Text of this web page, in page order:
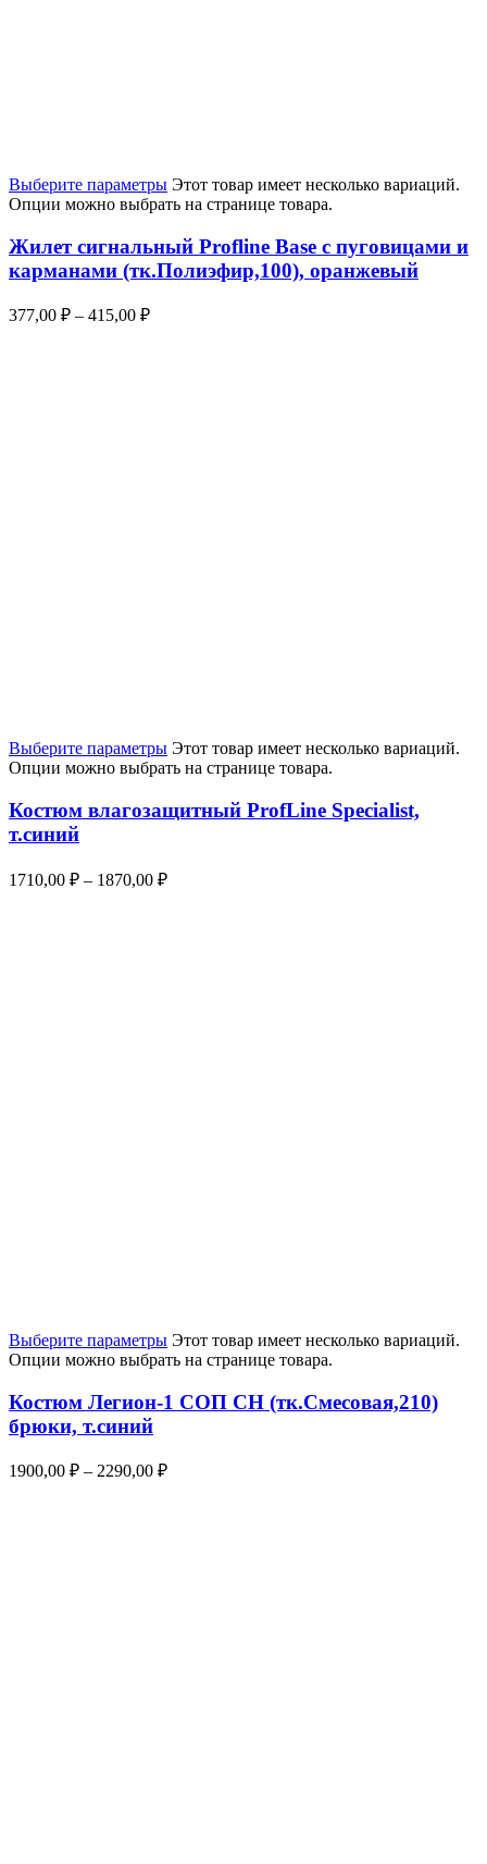
Выберите параметры Этот товар имеет несколько вариаций.
Опции можно выбрать на странице товара.
Жилет сигнальный Profline Base с пуговицами и
карманами (тк.Полиэфир,100), оранжевый
377,00 ₽ – 415,00 ₽
Выберите параметры Этот товар имеет несколько вариаций.
Опции можно выбрать на странице товара.
Костюм влагозащитный ProfLine Specialist,
т.синий
1710,00 ₽ – 1870,00 ₽
Выберите параметры Этот товар имеет несколько вариаций.
Опции можно выбрать на странице товара.
Костюм Легион-1 СОП CH (тк.Смесовая,210)
брюки, т.синий
1900,00 ₽ – 2290,00 ₽